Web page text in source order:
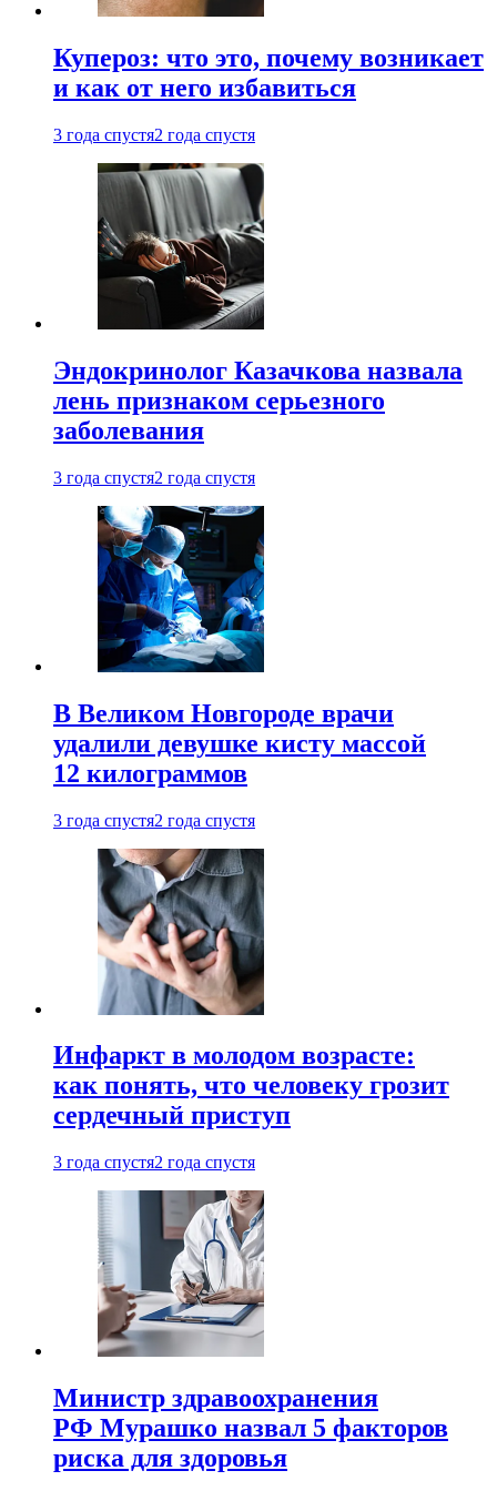
Купероз: что это, почему возникает
и как от него избавиться
3 года спустя2 года спустя
Эндокринолог Казачкова назвала
лень признаком серьезного
заболевания
3 года спустя2 года спустя
В Великом Новгороде врачи
удалили девушке кисту массой
12 килограммов
3 года спустя2 года спустя
Инфаркт в молодом возрасте:
как понять, что человеку грозит
сердечный приступ
3 года спустя2 года спустя
Министр здравоохранения
РФ Мурашко назвал 5 факторов
риска для здоровья